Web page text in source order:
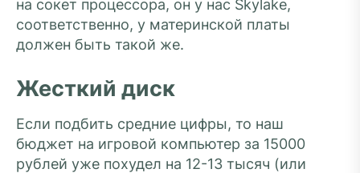
на сокет процессора, он у нас Skylake,
соответственно, у материнской платы
должен быть такой же.
Жесткий диск
Если подбить средние цифры, то наш
бюджет на игровой компьютер за 15000
рублей уже похудел на 12-13 тысяч (или